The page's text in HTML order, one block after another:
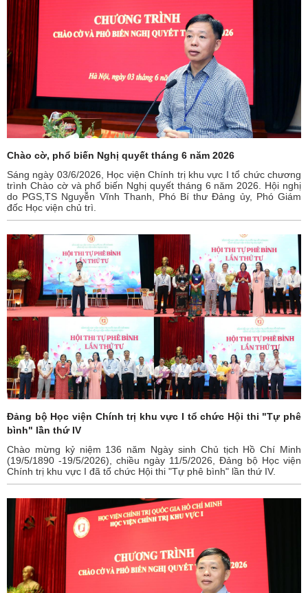
Chào cờ, phổ biến Nghị quyết tháng 6 năm 2026
Sáng ngày 03/6/2026, Học viện Chính trị khu vực I tổ chức chương
trình Chào cờ và phổ biến Nghị quyết tháng 6 năm 2026. Hội nghị
do PGS,TS Nguyễn Vĩnh Thanh, Phó Bí thư Đảng ủy, Phó Giám
đốc Học viện chủ trì.
Đảng bộ Học viện Chính trị khu vực I tổ chức Hội thi "Tự phê
bình" lần thứ IV
Chào mừng kỷ niệm 136 năm Ngày sinh Chủ tịch Hồ Chí Minh
(19/5/1890 -19/5/2026), chiều ngày 11/5/2026, Đảng bộ Học viện
Chính trị khu vực I đã tổ chức Hội thi "Tự phê bình" lần thứ IV.